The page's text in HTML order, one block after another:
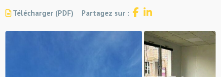
Télécharger (PDF) Partagez sur :